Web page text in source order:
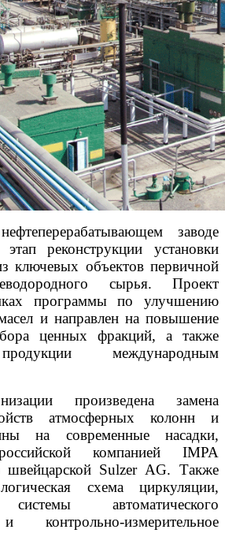
заводе
реконструкции установки
ключевых объектов первичной
сырья. Проект
программы по улучшению
и направлен на повышение
ценных фракций, а также
международным
произведена замена
атмосферных колонн и
на современные насадки,
компанией IMPA
Sulzer AG. Также
схема циркуляции,
автоматического
контрольно-измерительное